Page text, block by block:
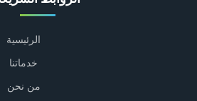
الرئيسية
خدماتنا
من نحن